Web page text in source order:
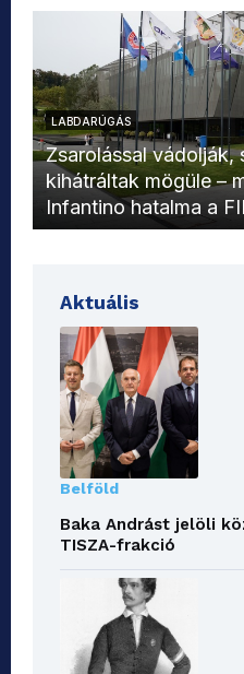
LABDARÚGÁS
Zsarolással vádolják,
kihátráltak mögüle –
Infantino hatalma a
Aktuális
Belföld
Baka Andrást jelöli
TISZA-frakció